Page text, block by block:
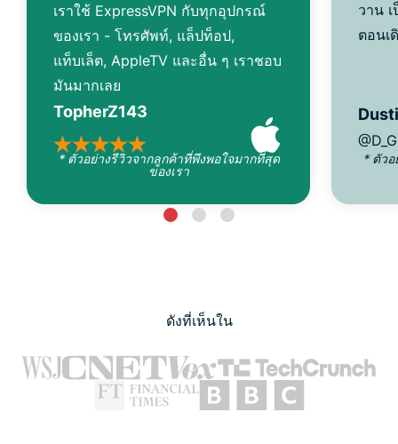
เราใช้ ExpressVPN กับทุกอุปกรณ์
ของเรา - โทรศัพท์, แล็ปท็อป,
แท็บเล็ต, AppleTV และอื่น ๆ เราชอบ
มันมากเลย
TopherZ143
* ตัวอย่างรีวิวจากลูกค้าที่พึงพอใจมากที่สุด
ของเรา
วาน
ตอนเ
* ตัวอ
ดังที่เห็นใน